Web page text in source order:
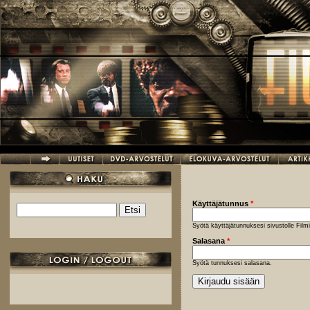
Hyppää pääsisältöön
Hakulomake
Käyttäjätunnus *
Syötä käyttäjätunnuksesi sivustolle
Salasana *
Syötä tunnuksesi salasana.